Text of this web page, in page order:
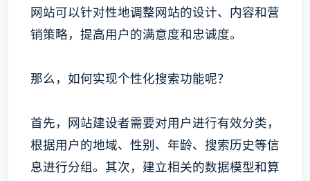
网站可以针对性地调整网站的设计、内容和营
销策略，提高用户的满意度和忠诚度。
那么，如何实现个性化搜索功能呢？
首先，网站建设者需要对用户进行有效分类，
根据用户的地域、性别、年龄、搜索历史等信
息进行分组。其次，建立相关的数据模型和算